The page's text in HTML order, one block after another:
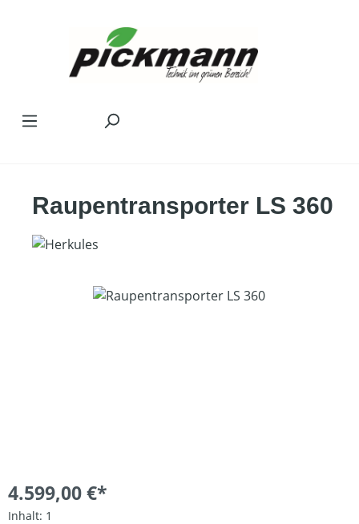
Raupentransporter LS 360
Bildergalerie überspringen
4.599,00 €*
Inhalt: 1